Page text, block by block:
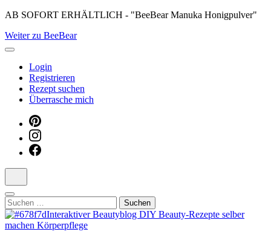
Skip
content
(Press
AB SOFORT ERHÄLTLICH - "BeeBear Manuka Honigpulver"
Weiter zu BeeBear
Login
Registrieren
Rezept suchen
Überrasche mich
Suchen
nach: